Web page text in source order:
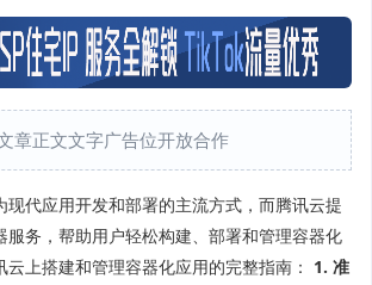
章正文文字广告位开放合作
现代应用开发和部署的主流方式，而腾讯云提
服务，帮助用户轻松构建、部署和管理容器化
上搭建和管理容器化应用的完整指南： 1. 准